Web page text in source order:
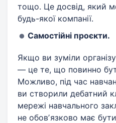
тощо. Це досвід, який
будь-якої компанії.
Самостійні проєкти.
Якщо ви зуміли
— це те, що повинно
Можливо, під час
ви створили дебатний
мережі навчального
не обовʼязково має